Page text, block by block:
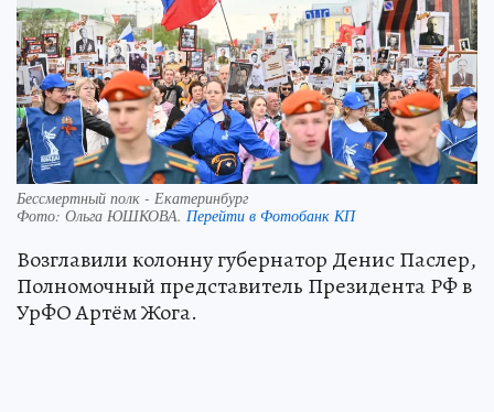
Бессмертный полк - Екатеринбург
Фото: Ольга ЮШКОВА. Перейти в Фотобанк КП
Возглавили колонну губернатор Денис Паслер,
Полномочный представитель Президента РФ в
УрФО Артём Жога.